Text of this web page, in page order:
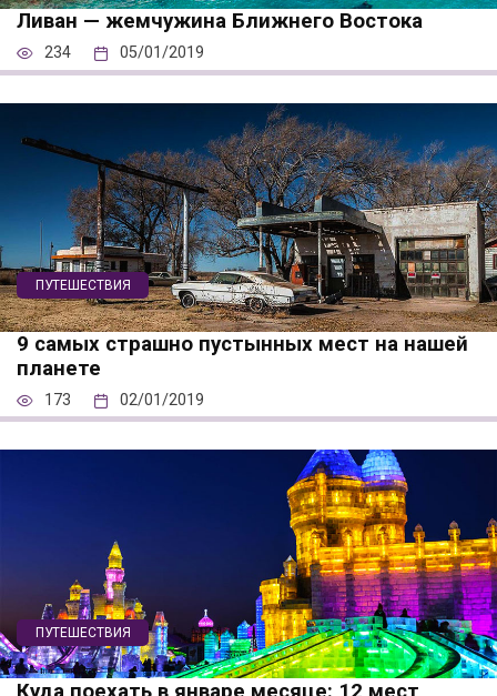
Ливан — жемчужина Ближнего Востока
234 05/01/2019
ПУТЕШЕСТВИЯ
9 самых страшно пустынных мест на нашей
планете
173 02/01/2019
ПУТЕШЕСТВИЯ
Куда поехать в январе месяце: 12 мест